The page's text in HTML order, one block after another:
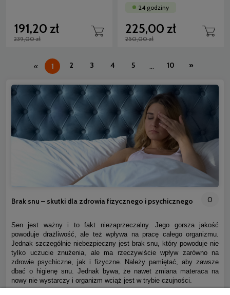
191,20 zł
239,00 zł
24 godziny
225,00 zł
250,00 zł
« 1 2 3 4 5 ... 10 »
Brak snu – skutki dla zdrowia fizycznego i psychicznego 0
Sen jest ważny i to fakt niezaprzeczalny. Jego gorsza jakość
powoduje drażliwość, ale też wpływa na pracę całego organizmu.
Jednak szczególnie niebezpieczny jest brak snu, który powoduje nie
tylko uczucie znużenia, ale ma rzeczywiście wpływ zarówno na
zdrowie psychiczne, jak i fizyczne. Należy pamiętać, aby zawsze
dbać o higienę snu. Jednak bywa, że nawet zmiana materaca na
nowy nie wystarczy i organizm wciąż jest w trybie czujności.